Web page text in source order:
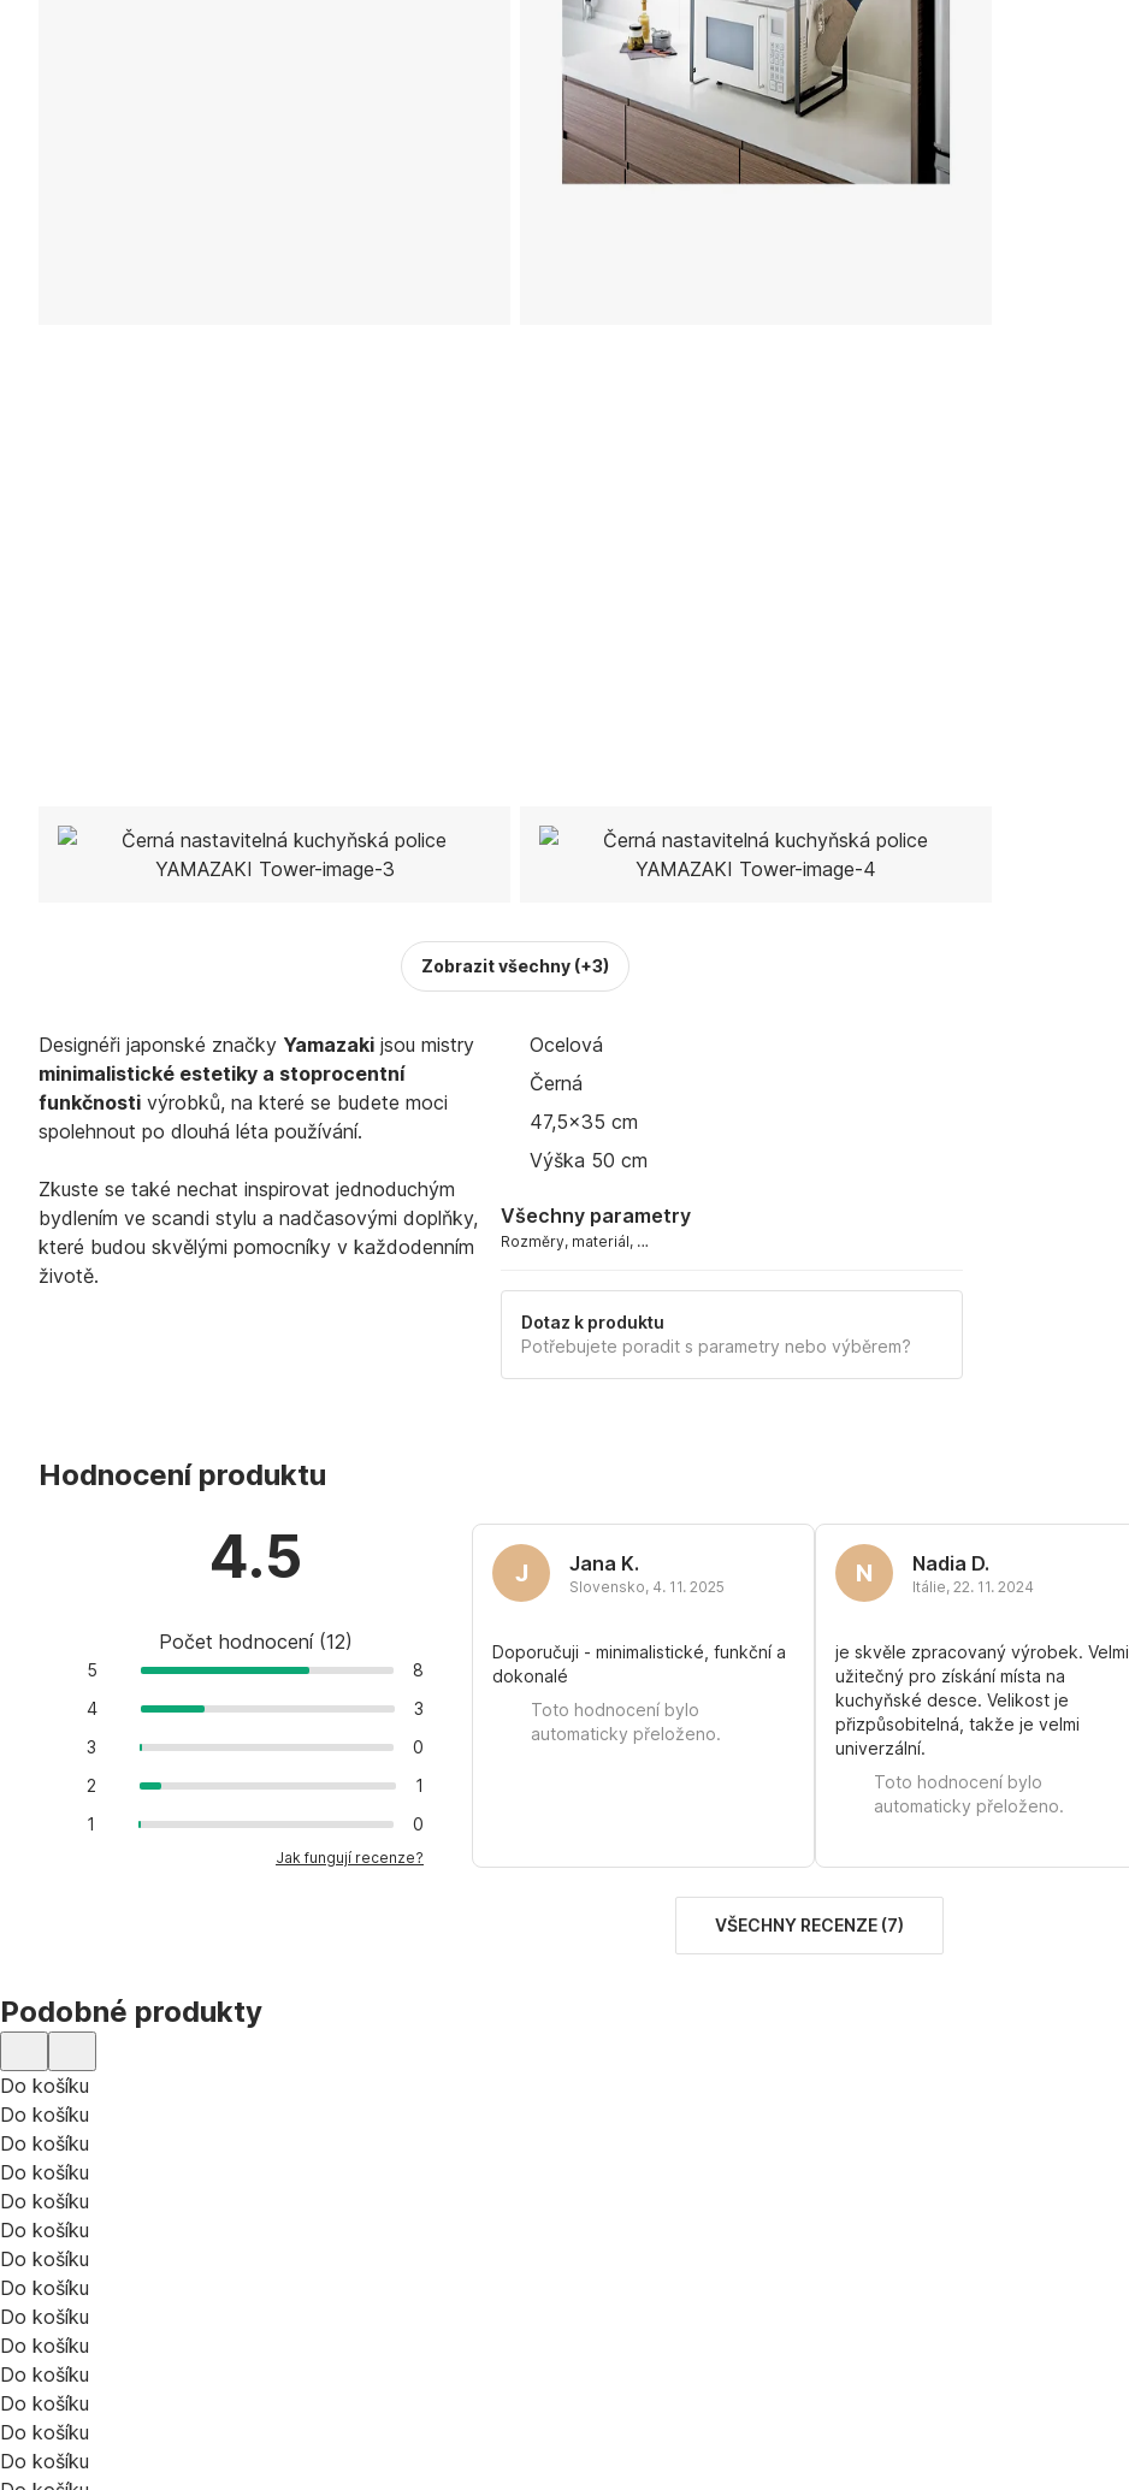
Zobrazit všechny (+3)
Designéři japonské značky Yamazaki jsou mistry
minimalistické estetiky a stoprocentní
funkčnosti výrobků, na které se budete moci
spolehnout po dlouhá léta používání.
Zkuste se také nechat inspirovat jednoduchým
bydlením ve scandi stylu a nadčasovými doplňky,
které budou skvělými pomocníky v každodenním
životě.
Ocelová
Černá
47,5x35 cm
Výška 50 cm
Všechny parametry
Rozměry, materiál, …
Dotaz k produktu
Potřebujete poradit s parametry nebo výběrem?
Hodnocení produktu
4.5
Počet hodnocení(12)
5
8
4
3
3
0
2
1
1
0
Jak fungují recenze?
J Jana K.
Slovensko, 4. 11. 2025
Doporučuji - minimalistické, funkční a
dokonalé
Toto hodnocení bylo
automaticky přeloženo.
N Nadia D.
Itálie,22. 11. 2024
je skvěle zpracovaný výrobek. Velmi
užitečný pro získání místa na
kuchyňské desce. Velikost je
přizpůsobitelná, takže je velmi
univerzální.
Toto hodnocení bylo
automaticky přeloženo.
VŠECHNY RECENZE(7)
Podobné produkty
Do košíku
Do košíku
Do košíku
Do košíku
Do košíku
Do košíku
Do košíku
Do košíku
Do košíku
Do košíku
Do košíku
Do košíku
Do košíku
Do košíku